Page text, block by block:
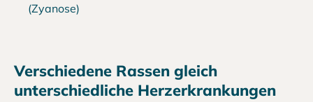
(Zyanose)
Verschiedene Rassen gleich
unterschiedliche Herzerkrankungen